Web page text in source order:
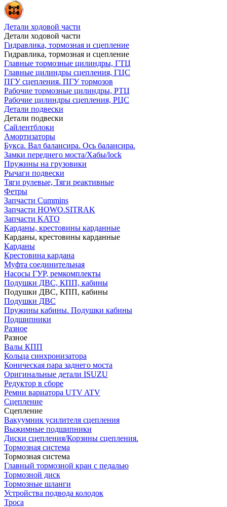
Детали ходовой части
Детали ходовой части
Гидравлика, тормозная и сцепление
Гидравлика, тормозная и сцепление
Главные тормозные цилиндры, ГТЦ
Главные цилиндры сцепления, ГЦС
ПГУ сцепления. ПГУ тормозов
Рабочие тормозные цилиндры, РТЦ
Рабочие цилиндры сцепления, РЦС
Детали подвески
Детали подвески
Cайлентблоки
Амортизаторы
Букса. Вал балансира. Ось балансира.
Замки переднего моста/Хабы/lock
Пружины на грузовики
Рычаги подвески
Тяги рулевые, Тяги реактивные
Фетры
Запчасти Cummins
Запчасти HOWO.SITRAK
Запчасти KATO
Карданы, крестовины карданные
Карданы, крестовины карданные
Карданы
Крестовина кардана
Муфта соединительная
Насосы ГУР, ремкомплекты
Подушки ДВС, КПП, кабины
Подушки ДВС, КПП, кабины
Подушки ДВС
Пружины кабины. Подушки кабины
Подшипники
Разное
Разное
Валы КПП
Кольца синхронизатора
Коническая пара заднего моста
Оригинальные детали ISUZU
Редуктор в сборе
Ремни вариатора UTV ATV
Сцепление
Сцепление
Вакуумник усилителя сцепления
Выжимные подшипники
Диски сцепления/Корзины сцепления.
Тормозная система
Тормозная система
Главный тормозной кран с педалью
Тормозной диск
Тормозные шланги
Устройства подвода колодок
Троса